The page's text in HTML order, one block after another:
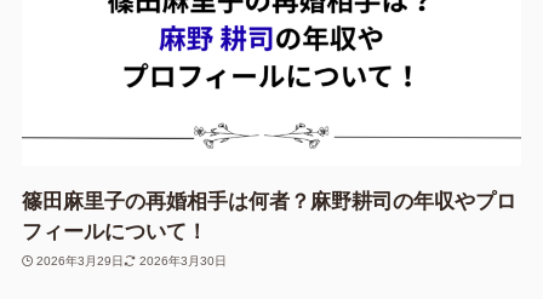
篠田麻里子の再婚相手は何者？麻野耕司の年収やプロ
フィールについて！
2026年3月29日 2026年3月30日